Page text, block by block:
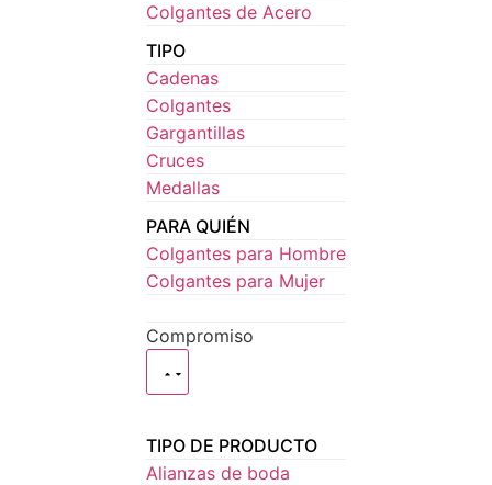
Colgantes de Acero
TIPO
Cadenas
Colgantes
Gargantillas
Cruces
Medallas
PARA QUIÉN
Colgantes para Hombre
Colgantes para Mujer
Compromiso
TIPO DE PRODUCTO
Alianzas de boda